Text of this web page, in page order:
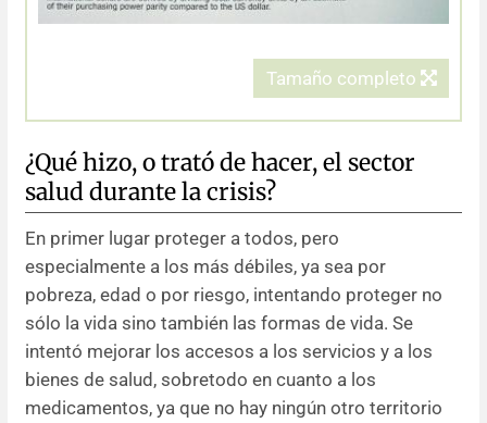
Tamaño completo
¿Qué hizo, o trató de hacer, el sector
salud durante la crisis?
En primer lugar proteger a todos, pero
especialmente a los más débiles, ya sea por
pobreza, edad o por riesgo, intentando proteger no
sólo la vida sino también las formas de vida. Se
intentó mejorar los accesos a los servicios y a los
bienes de salud, sobretodo en cuanto a los
medicamentos, ya que no hay ningún otro territorio